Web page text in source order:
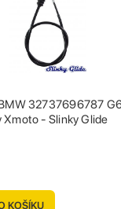
32737696787
- Slinky Glide
KOŠÍKU